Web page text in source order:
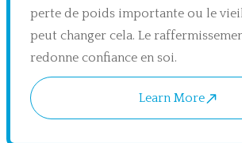
perte de poids importante ou le
peut changer cela. Le
redonne confiance en soi.
Learn More